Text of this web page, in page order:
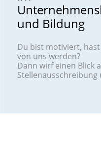
und Bildung
Du bist motiviert,
von uns werden?
Dann wirf einen Blick
Stellenausschreibung